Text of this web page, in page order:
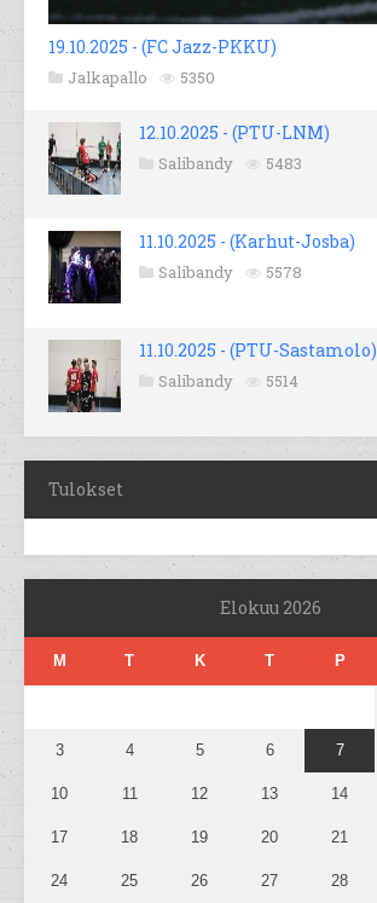
19.10.2025 - (FC Jazz-PKKU)
Jalkapallo 5350
12.10.2025 - (PTU-LNM)
Salibandy 5483
11.10.2025 - (Karhut-Josba)
Salibandy 5578
11.10.2025 - (PTU-Sastamolo)
Salibandy 5514
Tulokset
Elokuu 2026
M T K T P
3 4 5 6 7
10 11 12 13 14
17 18 19 20 21
24 25 26 27 28